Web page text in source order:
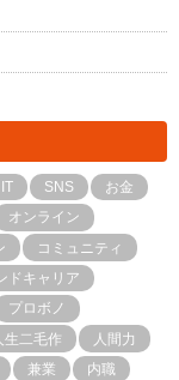
IT SNS
お金
オンライン
コミュニティ
ドキャリア
プロボノ
生二毛作
人間力
兼業
内職